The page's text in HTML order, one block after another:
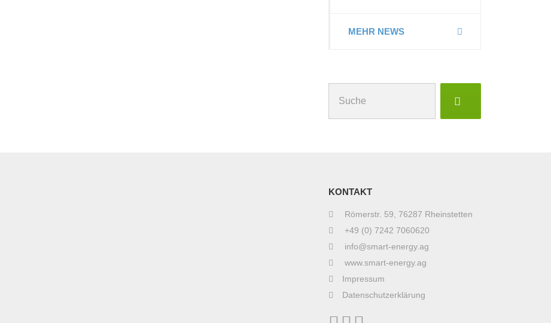
MEHR NEWS
nach:
KONTAKT
Römerstr. 59, 76287 Rheinstetten
+49 (0) 7242 7060620
info@smart-energy.ag
www.smart-energy.ag
Impressum
Datenschutzerklärung